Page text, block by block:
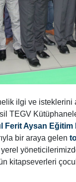
ilgi ve isteklerini
TEGV
Ferit Aysan Eğitim
bir araya gelen
yerel
kitapseverleri